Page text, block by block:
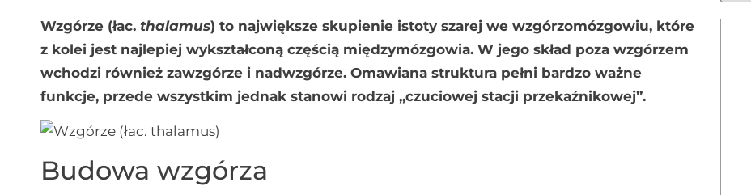
Wzgórze (łac.thalamus) to największe skupienie istoty szarej we wzgórzomózgowiu, które
z kolei jest najlepiej wykształconą częścią międzymózgowia. W jego skład poza wzgórzem
wchodzi również zawzgórze i nadwzgórze. Omawiana struktura pełni bardzo ważne
funkcje, przede wszystkim jednak stanowi rodzaj „czuciowej stacji przekaźnikowej”.
Budowa wzgórza